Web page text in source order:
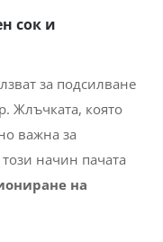
сок и
за подсилване
Жлъчката, която
важна за
начин пачата
на